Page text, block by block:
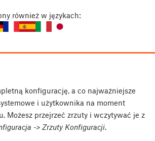
również w językach:
konfigurację, a co najważniejsze
i użytkownika na moment
Możesz przejrzeć zrzuty i wczytywać je z
-> Zrzuty Konfiguracji.